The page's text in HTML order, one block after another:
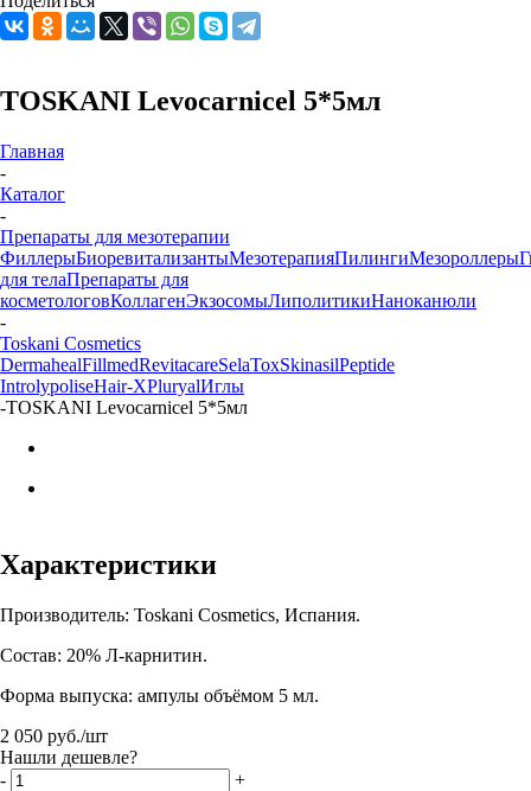
TOSKANI Levocarnicel 5*5мл
Главная
-
Каталог
-
Препараты для мезотерапии
ФиллерыБиоревитализантыМезотерапияПилингиМезороллеры
для телаПрепараты для
косметологовКоллагенЭкзосомыЛиполитикиНаноканюли
-
Toskani Cosmetics
DermahealFillmedRevitacareSelaToxSkinasilPeptide
IntrolypoliseHair-XPluryalИглы
-TOSKANI Levocarnicel 5*5мл
Характеристики
Производитель: Toskani Cosmetics, Испания.
Состав: 20% Л-карнитин.
Форма выпуска: ампулы объёмом 5 мл.
2 050 руб./шт
Нашли дешевле?
-
+